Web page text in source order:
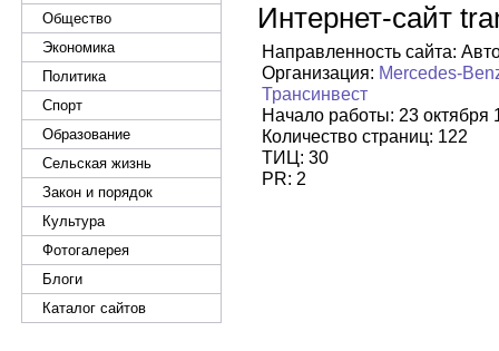
Общество
Экономика
Политика
Спорт
Образование
Сельская жизнь
Закон и порядок
Культура
Фотогалерея
Блоги
Каталог сайтов
Интернет-сайт
Направленность сайта:
Организация: Mercedes-
Трансинвест
Начало работы: 23 октября
Количество страниц: 122
ТИЦ: 30
PR: 2